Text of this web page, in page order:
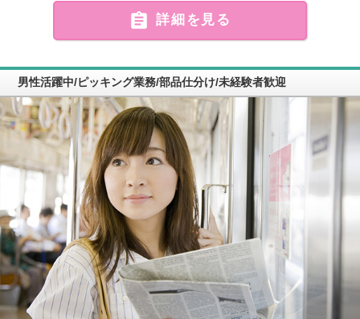
 詳細を見る
男性活躍中/ピッキング業務/部品仕分け/未経験者歓迎